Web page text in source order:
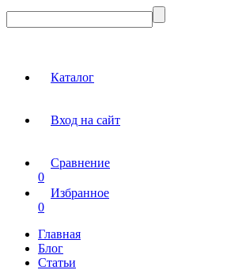
Каталог
Вход на сайт
Сравнение
0
Избранное
0
Главная
Блог
Статьи